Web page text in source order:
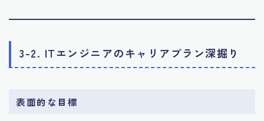
3-2. ITエンジニアのキャリアプラン深掘り
表面的な目標